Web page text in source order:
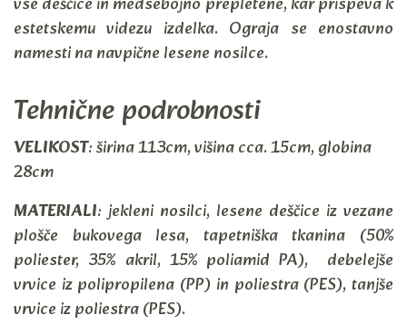
estetskemu videzu izdelka. Ograja se enostavno
namesti na navpične lesene nosilce.
Tehnične podrobnosti
VELIKOST: širina 113cm, višina cca. 15cm, globina
28cm
MATERIALI: jekleni nosilci, lesene deščice iz vezane
plošče bukovega lesa, tapetniška tkanina (50%
poliester, 35% akril, 15% poliamid PA), debelejše
vrvice iz polipropilena (PP) in poliestra (PES), tanjše
vrvice iz poliestra (PES).